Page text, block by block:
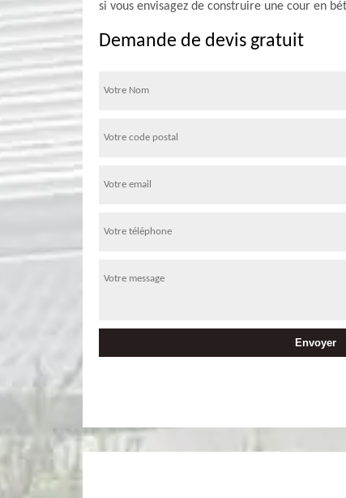
si vous envisagez de construire une cour en
Demande de devis gratuit